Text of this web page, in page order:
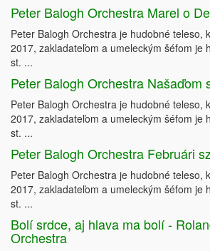
Peter Balogh Orchestra Marel o
Peter Balogh Orchestra je hudobné teleso,
2017, zakladateľom a umeleckým šéfom je
st. ...
Peter Balogh Orchestra Našaďom
Peter Balogh Orchestra je hudobné teleso,
2017, zakladateľom a umeleckým šéfom je
st. ...
Peter Balogh Orchestra Februári
Peter Balogh Orchestra je hudobné teleso,
2017, zakladateľom a umeleckým šéfom je
st. ...
Bolí srdce, aj hlava ma bolí -
Orchestra